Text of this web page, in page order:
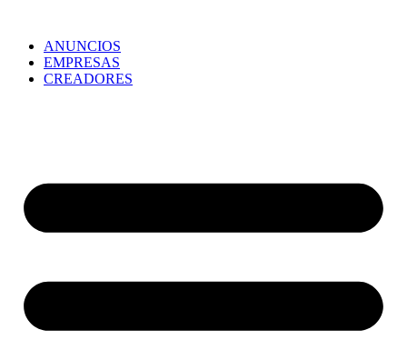
ANUNCIOS
EMPRESAS
CREADORES